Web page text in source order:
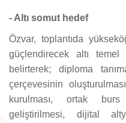
- Altı somut hedef
Özvar, toplantıda
güçlendirecek altı temel
belirterek; diploma
çerçevesinin
kurulması, ortak
geliştirilmesi, dijital